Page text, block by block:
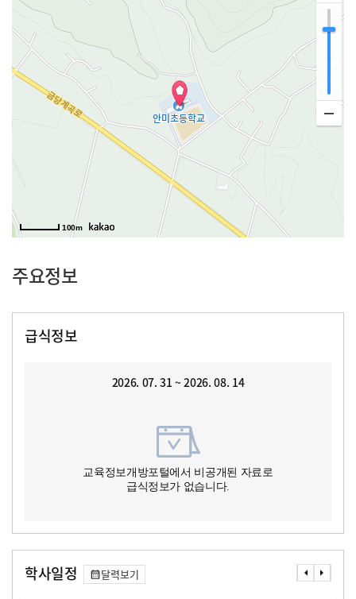
100m
주요정보
급식정보
2026. 07. 31 ~ 2026. 08. 14
교육정보개방포털에서 비공개된 자료로
급식정보가 없습니다.
학사일정 달력보기